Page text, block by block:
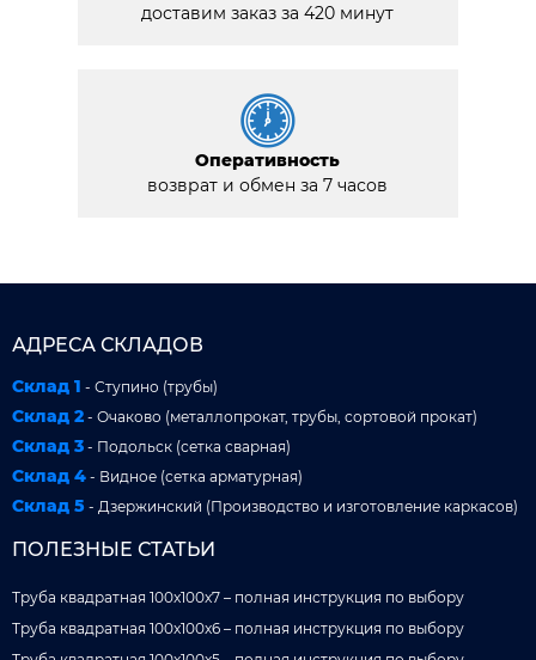
доставим заказ за 420 минут
Оперативность
возврат и обмен за 7 часов
АДРЕСА СКЛАДОВ
Склад 1 - Ступино (трубы)
Склад 2 - Очаково (металлопрокат, трубы, сортовой прокат)
Склад 3 - Подольск (сетка сварная)
Склад 4 - Видное (сетка арматурная)
Склад 5 - Дзержинский (Производство и изготовление каркасов)
ПОЛЕЗНЫЕ СТАТЬИ
Труба квадратная 100x100x7 – полная инструкция по выбору
Труба квадратная 100x100x6 – полная инструкция по выбору